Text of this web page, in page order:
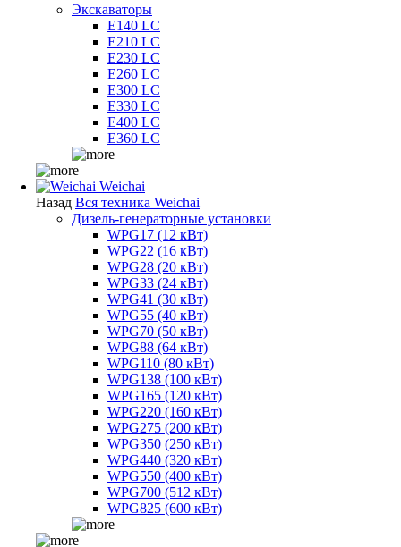
Экскаваторы
E140 LC
E210 LC
E230 LC
E260 LC
E300 LC
E330 LC
E400 LC
E360 LC
Weichai
Назад Вся техника Weichai
Дизель-генераторные установки
WPG17 (12 кВт)
WPG22 (16 кВт)
WPG28 (20 кВт)
WPG33 (24 кВт)
WPG41 (30 кВт)
WPG55 (40 кВт)
WPG70 (50 кВт)
WPG88 (64 кВт)
WPG110 (80 кВт)
WPG138 (100 кВт)
WPG165 (120 кВт)
WPG220 (160 кВт)
WPG275 (200 кВт)
WPG350 (250 кВт)
WPG440 (320 кВт)
WPG550 (400 кВт)
WPG700 (512 кВт)
WPG825 (600 кВт)